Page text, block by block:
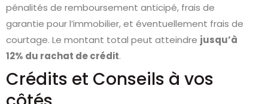
pénalités de remboursement anticipé, frais de
garantie pour l’immobilier, et éventuellement frais de
courtage. Le montant total peut atteindre jusqu’à
12% du rachat de crédit.
Crédits et Conseils à vos